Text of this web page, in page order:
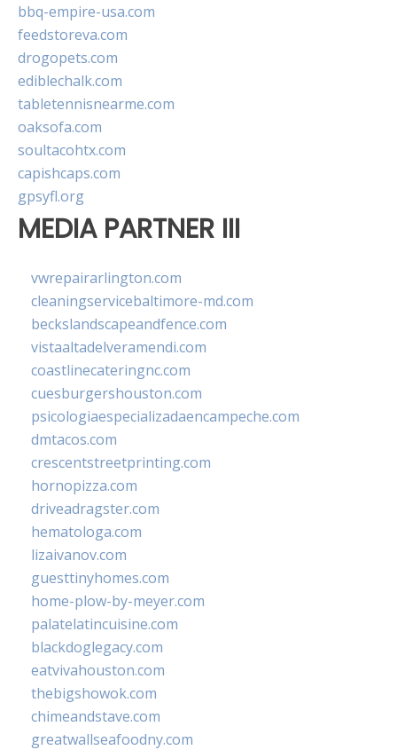
bbq-empire-usa.com
feedstoreva.com
drogopets.com
ediblechalk.com
tabletennisnearme.com
oaksofa.com
soultacohtx.com
capishcaps.com
gpsyfl.org
MEDIA PARTNER III
vwrepairarlington.com
cleaningservicebaltimore-md.com
beckslandscapeandfence.com
vistaaltadelveramendi.com
coastlinecateringnc.com
cuesburgershouston.com
psicologiaespecializadaencampeche.com
dmtacos.com
crescentstreetprinting.com
hornopizza.com
driveadragster.com
hematologa.com
lizaivanov.com
guesttinyhomes.com
home-plow-by-meyer.com
palatelatincuisine.com
blackdoglegacy.com
eatvivahouston.com
thebigshowok.com
chimeandstave.com
greatwallseafoodny.com